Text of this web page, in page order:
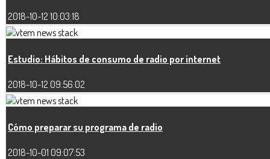
2018-10-12 10:03:18
Estudio: Hábitos de consumo de radio por internet
2018-10-12 09:56:02
Cómo preparar su programa de radio
2018-10-01 09:07:53